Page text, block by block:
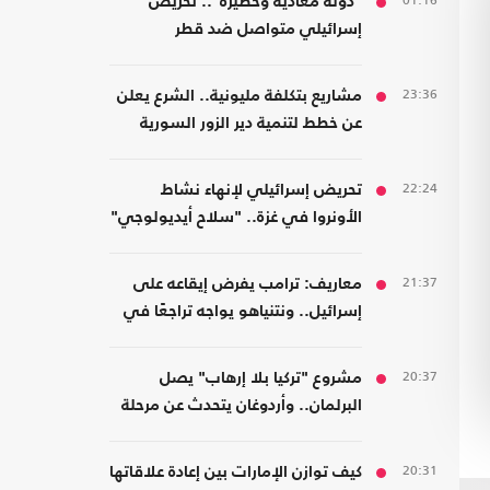
إسرائيلي متواصل ضد قطر
23:36
مشاريع بتكلفة مليونية.. الشرع يعلن
عن خطط لتنمية دير الزور السورية
22:24
تحريض إسرائيلي لإنهاء نشاط
الأونروا في غزة.. "سلاح أيديولوجي"
21:37
معاريف: ترامب يفرض إيقاعه على
إسرائيل.. ونتنياهو يواجه تراجعًا في
20:37
مشروع "تركيا بلا إرهاب" يصل
البرلمان.. وأردوغان يتحدث عن مرحلة
20:31 كيف توازن الإمارات بين إعادة علاقاتها